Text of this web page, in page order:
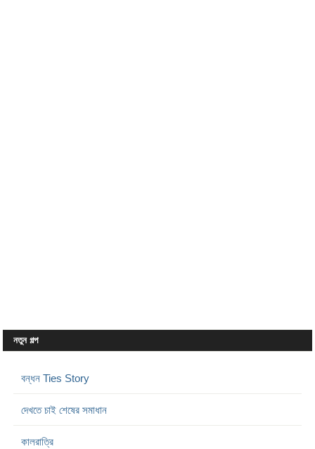
নতুন গল্প
বন্ধন Ties Story
দেখতে চাই শেষের সমাধান
কালরাত্রি